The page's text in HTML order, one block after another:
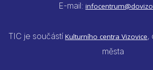
E-mail:
TIC je součástí Kulturního centra Vizovice,
města